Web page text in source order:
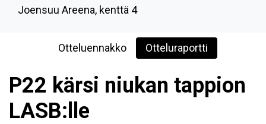
Joensuu Areena, kenttä 4
Otteluennakko Otteluraportti
P22 kärsi niukan tappion
LASB:lle